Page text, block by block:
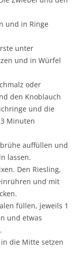
und in Ringe
unter
und in Würfel
oder
den Knoblauch
und die
Minuten
auffüllen und
lassen.
Den Riesling,
und mit
füllen, jeweils 1
und etwas
die Mitte setzen